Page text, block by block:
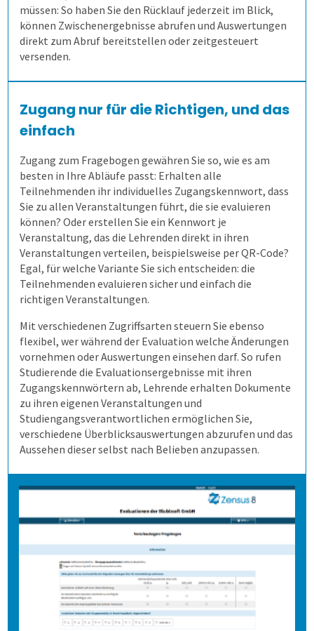
Flexible Aufgabenformen
Formeln und Sonderzeichen
Selbstgewählte Filterkriterien
Prüfungsteile und Vignetten
Die Blaupause
Flexible Notenstufen
Eigene Bepunktungsregeln
Abschreiben verhindern
Prüflinge anlegen
3. Online prüfen
Bequeme Onlineprüfungen
4. Auf Papier prüfen
Rechtssichere Prüfungen
Massenprüfungen bewältigen
Fehler vermeiden
Transparenz schaffen
5. Ergebnisse erzeugen
Ergebnistabelle
Qualitätsdaten
Ergebnisbericht
Lösungen
Aufgabenverwaltung Frida
Scannerkorrektur Klaus Papier
Onlineprüfungen Klaus Online
Demoversion
Schulungen
Einstieg
Fortgeschritten
Extras
ILIAS
Mitarbeiterbefragung
360-Grad-Feedback
Kundenbefragung
Gesundheitswesen
Patientenbefragung
Ärzte- und Pflegebefragung
Versorgungsqualität messen
1. Alle Befragungsarten
Punktuelle Meinungsumfrage
Bürgerumfragen
Bürgerbeteiligung
Studierendenbefragung
Panelbefragung
Wahlen
Weitere Befragungsprozesse
2. Befragung vorbereiten
Befragungsart wählen
Daten importieren
Fragebogen erstellen
3. Daten erheben
Auf Papier befragen
Online befragen
Hybrid befragen
4. Bögen erfassen
Fragebögen einscannen
Qualität der Erfassung prüfen
Freitextantworten erfassen
5. Ergebnisse generieren
Daten detailliert auswerten
Zusammenhänge erkennen
Daten weiterverarbeiten
Lösung
QuestorPro
Demoversion
Schulungen
Einstieg
Fortgeschritten
Extras
Mehrsprachige Fragebögen
Selbstgestaltete Fragebögen
Audit-Log
Dienstleistungen
Anfahrt
müssen: So haben Sie den Rücklauf jederzeit im Blick,
können Zwischenergebnisse abrufen und Auswertungen
direkt zum Abruf bereitstellen oder zeitgesteuert
versenden.
Zugang nur für die Richtigen, und das
einfach
Zugang zum Fragebogen gewähren Sie so, wie es am
besten in Ihre Abläufe passt: Erhalten alle
Teilnehmenden ihr individuelles Zugangskennwort, dass
Sie zu allen Veranstaltungen führt, die sie evaluieren
können? Oder erstellen Sie ein Kennwort je
Veranstaltung, das die Lehrenden direkt in ihren
Veranstaltungen verteilen, beispielsweise per QR-Code?
Egal, für welche Variante Sie sich entscheiden: die
Teilnehmenden evaluieren sicher und einfach die
richtigen Veranstaltungen.
Mit verschiedenen Zugriffsarten steuern Sie ebenso
flexibel, wer während der Evaluation welche Änderungen
vornehmen oder Auswertungen einsehen darf. So rufen
Studierende die Evaluationsergebnisse mit ihren
Zugangskennwörtern ab, Lehrende erhalten Dokumente
zu ihren eigenen Veranstaltungen und
Studiengangsverantwortlichen ermöglichen Sie,
verschiedene Überblicksauswertungen abzurufen und das
Aussehen dieser selbst nach Belieben anzupassen.